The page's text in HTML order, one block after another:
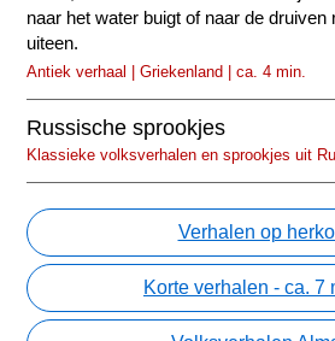
naar het water buigt of naar de druiven
uiteen.
Antiek verhaal | Griekenland | ca. 4 min.
Russische sprookjes
Klassieke volksverhalen en sprookjes uit
Verhalen op
Korte verhalen - ca. 7